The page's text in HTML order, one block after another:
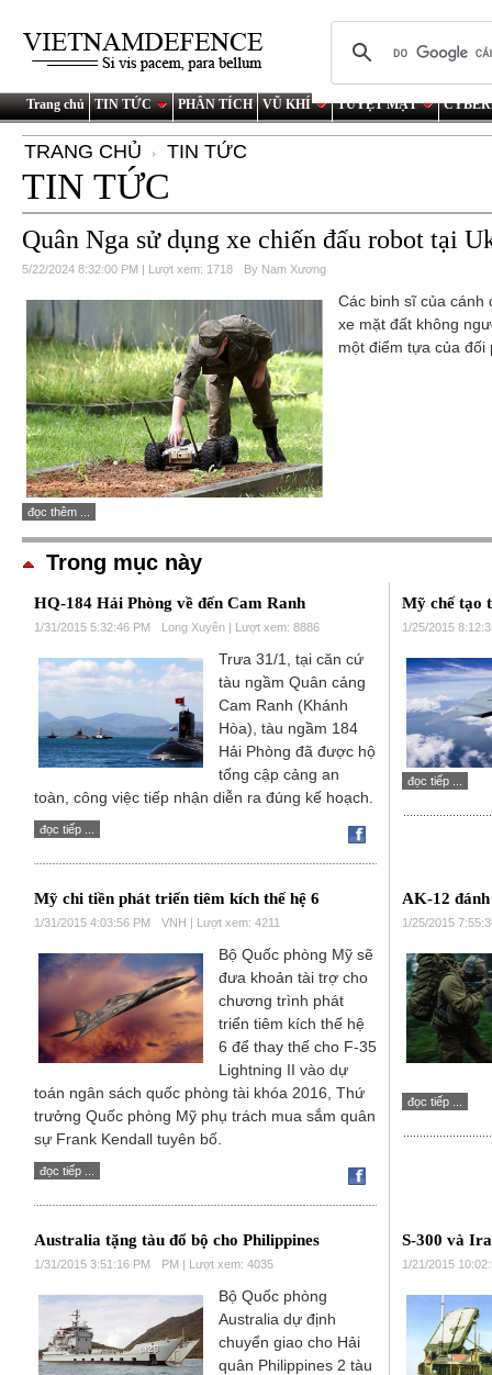
Trang chủ TIN TỨC PHÂN TÍCH VŨ KHÍ TUYỆT MẬT
TRANG CHỦ TIN TỨC
TIN TỨC
Quân Nga sử dụng xe chiến đấu robot tại
5/22/2024 8:32:00 PM | Lượt xem: 1718 By Nam Xương
Các binh sĩ của cánh
xe mặt đất không
một điểm tựa của
đọc thêm ...
Trong mục này
HQ-184 Hải Phòng về đến Cam Ranh
1/31/2015 5:32:46 PM Long Xuyên | Lượt xem: 8886
Trưa 31/1, tại căn cứ
tàu ngầm Quân cảng
Cam Ranh (Khánh
Hòa), tàu ngầm 184
Hải Phòng đã được hộ
tống cập cảng an
toàn, công việc tiếp nhận diễn ra đúng kế hoạch.
đọc tiếp ...
Mỹ chế tạo
1/25/2015
đọc tiếp ...
Mỹ chi tiền phát triển tiêm kích thế hệ 6
1/31/2015 4:03:56 PM VNH | Lượt xem: 4211
Bộ Quốc phòng Mỹ sẽ
đưa khoản tài trợ cho
chương trình phát
triển tiêm kích thế hệ
6 để thay thế cho F-35
Lightning II vào dự
toán ngân sách quốc phòng tài khóa 2016, Thứ
trưởng Quốc phòng Mỹ phụ trách mua sắm quân
sự Frank Kendall tuyên bố.
đọc tiếp ...
АK-12
1/25/2015
đọc tiếp ...
Australia tặng tàu đổ bộ cho Philippines
1/31/2015 3:51:16 PM PM | Lượt xem: 4035
Bộ Quốc phòng
Australia dự định
chuyển giao cho Hải
quân Philippines 2 tàu
S-300 và
1/21/2015